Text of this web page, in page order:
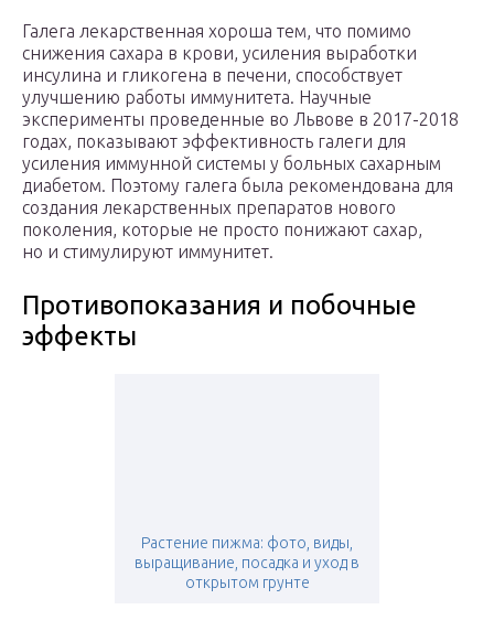
Галега лекарственная хороша тем, что помимо
снижения сахара в крови, усиления выработки
инсулина и гликогена в печени, способствует
улучшению работы иммунитета. Научные
эксперименты проведенные во Львове в 2017-2018
годах, показывают эффективность галеги для
усиления иммунной системы у больных сахарным
диабетом. Поэтому галега была рекомендована для
создания лекарственных препаратов нового
поколения, которые не просто понижают сахар,
но и стимулируют иммунитет.
Противопоказания и побочные
эффекты
Растение пижма: фото, виды,
выращивание, посадка и уход в
открытом грунте